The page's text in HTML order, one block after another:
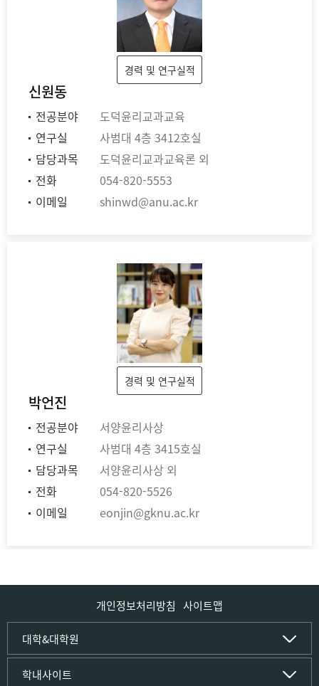
경력 및 연구실적
신원동
전공분야
도덕윤리교과교육
연구실
사범대 4층 3412호실
담당과목
도덕윤리교과교육론 외
전화
054-820-5553
이메일
shinwd@anu.ac.kr
경력 및 연구실적
박언진
전공분야
서양윤리사상
연구실
사범대 4층 3415호실
담당과목
서양윤리사상 외
전화
054-820-5526
이메일
eonjin@gknu.ac.kr
개인정보처리방침 사이트맵
대학&대학원
인문사회·IT대학
인문·문화학부
국어국문학전공
학내사이트
국립경국대학교